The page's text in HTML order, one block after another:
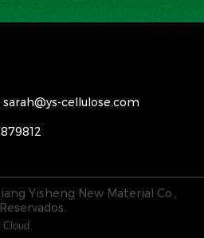
cellulose.com
Yisheng New Material Co.,
Cloud